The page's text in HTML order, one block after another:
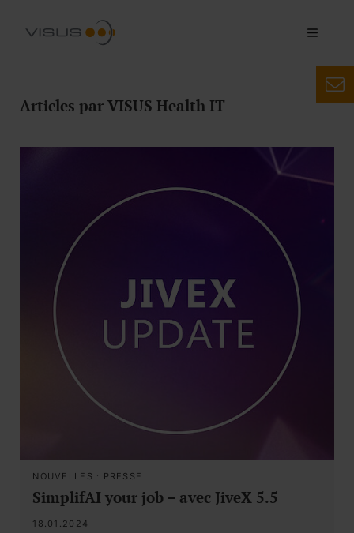
Articles par VISUS Health IT
NOUVELLES · PRESSE
SimplifAI your job – avec JiveX 5.5
18.01.2024